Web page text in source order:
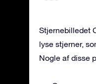
Stjernebilledet
lyse stjerner,
Nogle af disse